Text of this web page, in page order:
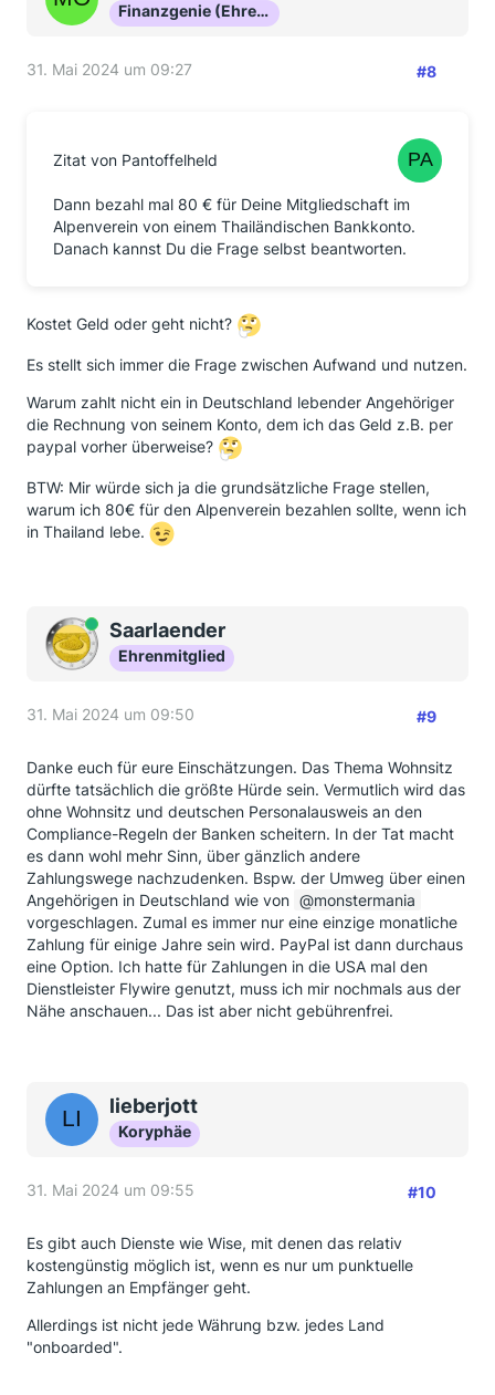
Finanzgenie (Ehrenmitglied)
31. Mai 2024 um 09:27 #8
Zitat von Pantoffelheld
Dann bezahl mal 80 € für Deine Mitgliedschaft im
Alpenverein von einem Thailändischen Bankkonto.
Danach kannst Du die Frage selbst beantworten.
Kostet Geld oder geht nicht?
Es stellt sich immer die Frage zwischen Aufwand und nutzen.
Warum zahlt nicht ein in Deutschland lebender Angehöriger
die Rechnung von seinem Konto, dem ich das Geld z.B. per
paypal vorher überweise?
BTW: Mir würde sich ja die grundsätzliche Frage stellen,
warum ich 80€ für den Alpenverein bezahlen sollte, wenn ich
in Thailand lebe.
OnlineSaarlaender
Ehrenmitglied
31. Mai 2024 um 09:50 #9
Danke euch für eure Einschätzungen. Das Thema Wohnsitz
dürfte tatsächlich die größte Hürde sein. Vermutlich wird das
ohne Wohnsitz und deutschen Personalausweis an den
Compliance-Regeln der Banken scheitern. In der Tat macht
es dann wohl mehr Sinn, über gänzlich andere
Zahlungswege nachzudenken. Bspw. der Umweg über einen
Angehörigen in Deutschland wie von
monstermania
vorgeschlagen. Zumal es immer nur eine einzige monatliche
Zahlung für einige Jahre sein wird. PayPal ist dann durchaus
eine Option. Ich hatte für Zahlungen in die USA mal den
Dienstleister Flywire genutzt, muss ich mir nochmals aus der
Nähe anschauen... Das ist aber nicht gebührenfrei.
lieberjott
Koryphäe
31. Mai 2024 um 09:55 #10
Es gibt auch Dienste wie Wise, mit denen das relativ
kostengünstig möglich ist, wenn es nur um punktuelle
Zahlungen an Empfänger geht.
Allerdings ist nicht jede Währung bzw. jedes Land
"onboarded".